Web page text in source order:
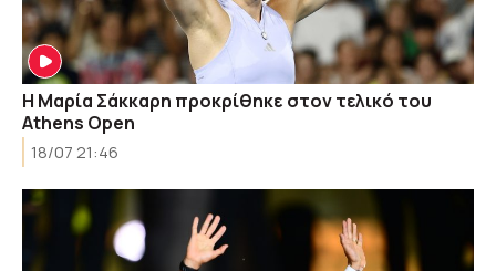
Η Μαρία Σάκκαρη προκρίθηκε στον τελικό του
Athens Open
18/07 21:46